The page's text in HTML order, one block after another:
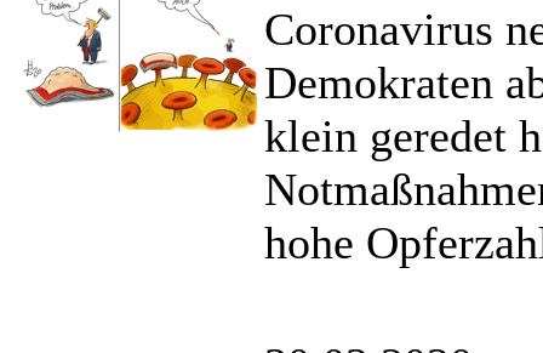
Coronavirus
Demokraten
klein geredet
hohe